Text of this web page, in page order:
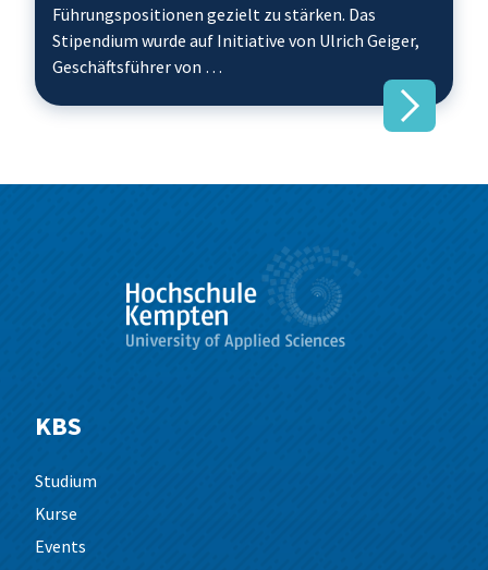
Führungspositionen gezielt zu stärken. Das
Stipendium wurde auf Initiative von Ulrich Geiger,
Geschäftsführer von …
KBS
Studium
Kurse
Events